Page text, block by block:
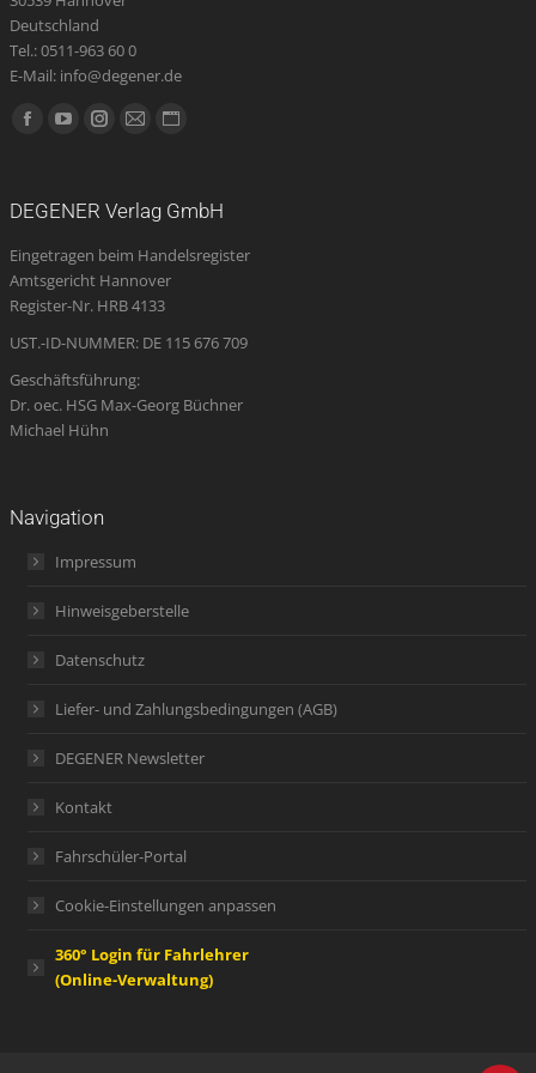
Deutschland
Tel.: 0511-963 60 0
E-Mail: info@degener.de
Finden Sie uns auf:
Facebook
new
window
YouTube
new
window
Instagram
new
window
E-
opens
in
new
Website
new
DEGENER Verlag GmbH
Eingetragen beim Handelsregister
Amtsgericht Hannover
Register-Nr. HRB 4133
UST.-ID-NUMMER: DE 115 676 709
Geschäftsführung:
Dr. oec. HSG Max-Georg Büchner
Michael Hühn
Navigation
Impressum
Hinweisgeberstelle
Datenschutz
Liefer- und Zahlungsbedingungen (AGB)
DEGENER Newsletter
Kontakt
Fahrschüler-Portal
Cookie-Einstellungen anpassen
360° Login für Fahrlehrer
(Online-Verwaltung)